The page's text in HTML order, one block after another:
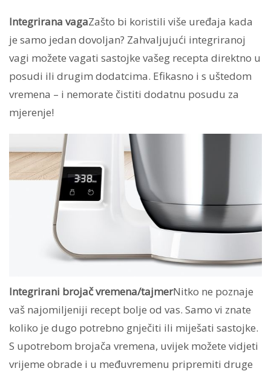
Integrirana vagaZašto bi koristili više uređaja kada
je samo jedan dovoljan? Zahvaljujući integriranoj
vagi možete vagati sastojke vašeg recepta direktno u
posudi ili drugim dodatcima. Efikasno i s uštedom
vremena – i nemorate čistiti dodatnu posudu za
mjerenje!
Integrirani brojač vremena/tajmerNitko ne poznaje
vaš najomiljeniji recept bolje od vas. Samo vi znate
koliko je dugo potrebno gnječiti ili miješati sastojke.
S upotrebom brojača vremena, uvijek možete vidjeti
vrijeme obrade i u međuvremenu pripremiti druge